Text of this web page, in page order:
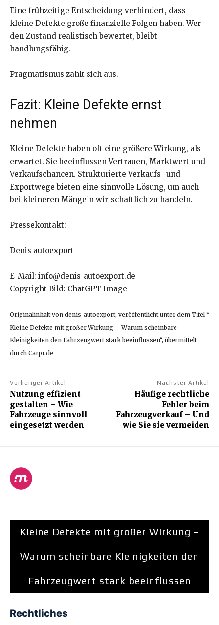
Eine frühzeitige Entscheidung verhindert, dass
kleine Defekte große finanzielle Folgen haben. Wer
den Zustand realistisch bewertet, bleibt
handlungsfähig.
Pragmatismus zahlt sich aus.
Fazit: Kleine Defekte ernst
nehmen
Kleine Defekte haben oft eine größere Wirkung, als
erwartet. Sie beeinflussen Vertrauen, Marktwert und
Verkaufschancen. Strukturierte Verkaufs- und
Exportwege bieten eine sinnvolle Lösung, um auch
bei kleineren Mängeln wirtschaftlich zu handeln.
Pressekontakt:
Denis autoexport
E-Mail: info@denis-autoexport.de
Copyright Bild: ChatGPT Image
Originalinhalt von denis-autoexport, veröffentlicht unter dem Titel “
Kleine Defekte mit großer Wirkung – Warum scheinbare
Kleinigkeiten den Fahrzeugwert stark beeinflussen“, übermittelt
durch Carpr.de
Vorheriger Artikel
Nutzung effizient
gestalten – Wie
Fahrzeuge sinnvoll
eingesetzt werden
Nächster Artikel
Häufige rechtliche
Fehler beim
Fahrzeugverkauf – Und
wie Sie sie vermeiden
Kleine Defekte mit großer Wirkung –
Warum scheinbare Kleinigkeiten den
Fahrzeugwert stark beeinflussen
Rechtliches